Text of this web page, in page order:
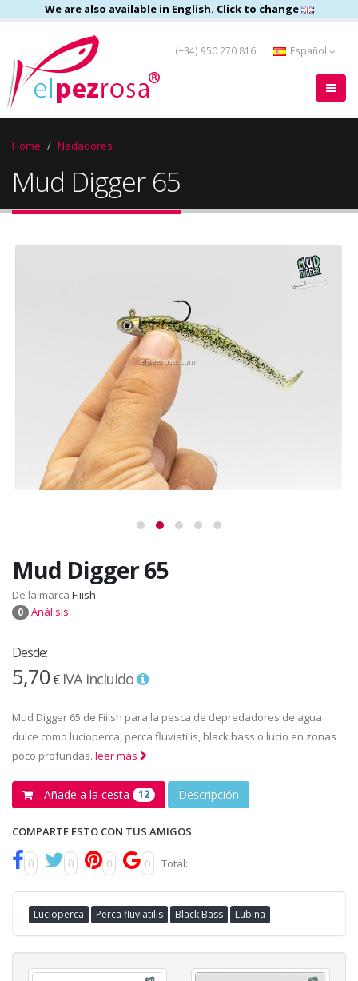
We are also available in English. Click to change
(+34) 950 270 816 Español
Home Nadadores
Mud Digger 65
Mud Digger 65
De la marca Fiiish
0 Análisis
Desde:
5,70€ IVA incluido
Mud Digger 65 de Fiiish para la pesca de depredadores de agua
dulce como lucioperca, perca fluviatilis, black bass o lucio en zonas
poco profundas. leer más
Añade a la cesta 12 Descripción
COMPARTE ESTO CON TUS AMIGOS
0 0 0 0 Total:
Lucioperca Perca fluviatilis Black Bass Lubina